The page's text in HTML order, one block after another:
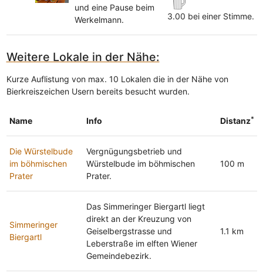
und eine Pause beim
Werkelmann.
3.00 bei einer Stimme.
Weitere Lokale in der Nähe:
Kurze Auflistung von max. 10 Lokalen die in der Nähe von
Bierkreiszeichen Usern bereits besucht wurden.
Name Info Distanz*
Die Würstelbude
im böhmischen
Prater
Vergnügungsbetrieb und
Würstelbude im böhmischen
Prater.
100 m
Simmeringer
Biergartl
Das Simmeringer Biergartl liegt
direkt an der Kreuzung von
Geiselbergstrasse und
Leberstraße im elften Wiener
Gemeindebezirk.
1.1 km